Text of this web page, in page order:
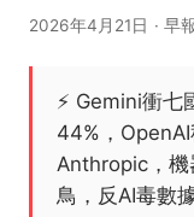
2026年4月21日 · 早
⚡ Gemini衝七
44%，
Anthropic，
鳥，反AI毒數